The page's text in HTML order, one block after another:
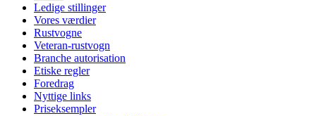
Ledige stillinger
Vores værdier
Rustvogne
Veteran-rustvogn
Branche autorisation
Etiske regler
Foredrag
Nyttige links
Priseksempler